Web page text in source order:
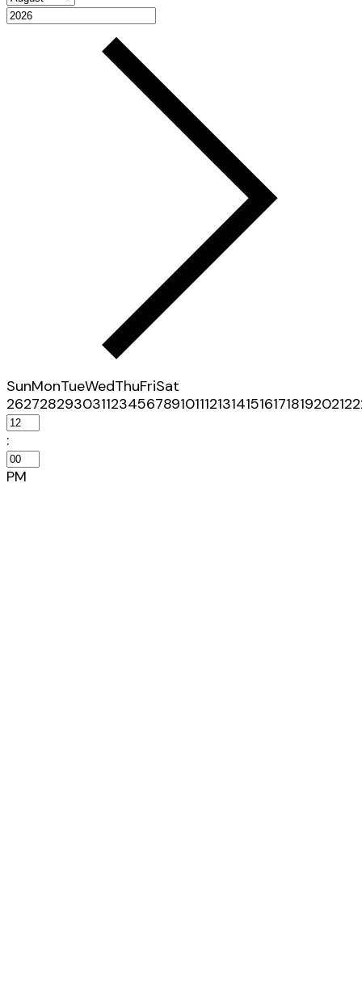
SunMonTueWedThuFriSat
26272829303112345678910111213141516171819202122
:
PM